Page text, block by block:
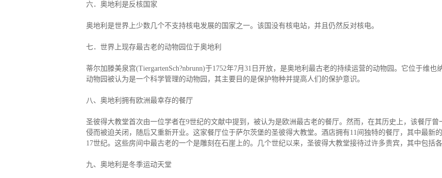
六．奥地利是反核国家
奥地利是世界上少数几个不支持核电发展的国家之一。该国没有核电站，并且仍然反对核电。
七．世界上现存最古老的动物园位于奥地利
蒂尔加滕美泉宫(TiergartenSch?nbrunn)于1752年7月31日开放，是奥地利最古老的持续运营的动物园。它位于维也
动物园被认为是一个科学管理的动物园，其主要目的是保护物种并提高人们的保护意识。
八、奥地利拥有欧洲最幸存的餐厅
圣彼得大教堂首次由一位学者在9世纪的文献中提到，被认为是欧洲最古老的餐厅。然而，在其历史上，该餐厅曾
侵而被迫关闭，随后又重新开业。这家餐厅位于萨尔茨堡的圣彼得大教堂。酒店拥有11间独特的餐厅，其中最新
17世纪。这些房间中最古老的一个是雕刻在石崖上的。几个世纪以来，圣彼得大教堂接待过许多贵宾，其中包括各
九、奥地利是冬季运动天堂